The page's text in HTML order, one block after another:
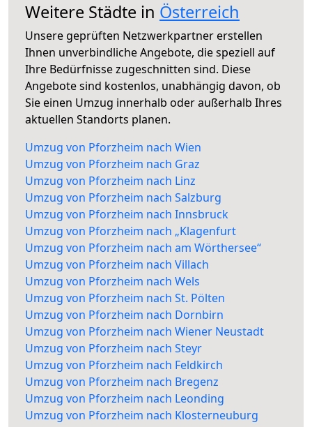
Weitere Städte in Österreich
Unsere geprüften Netzwerkpartner erstellen
Ihnen unverbindliche Angebote, die speziell auf
Ihre Bedürfnisse zugeschnitten sind. Diese
Angebote sind kostenlos, unabhängig davon, ob
Sie einen Umzug innerhalb oder außerhalb Ihres
aktuellen Standorts planen.
Umzug von Pforzheim nach Wien
Umzug von Pforzheim nach Graz
Umzug von Pforzheim nach Linz
Umzug von Pforzheim nach Salzburg
Umzug von Pforzheim nach Innsbruck
Umzug von Pforzheim nach „Klagenfurt
Umzug von Pforzheim nach am Wörthersee“
Umzug von Pforzheim nach Villach
Umzug von Pforzheim nach Wels
Umzug von Pforzheim nach St. Pölten
Umzug von Pforzheim nach Dornbirn
Umzug von Pforzheim nach Wiener Neustadt
Umzug von Pforzheim nach Steyr
Umzug von Pforzheim nach Feldkirch
Umzug von Pforzheim nach Bregenz
Umzug von Pforzheim nach Leonding
Umzug von Pforzheim nach Klosterneuburg